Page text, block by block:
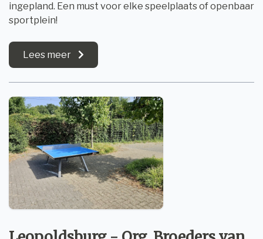
ingepland. Een must voor elke speelplaats of openbaar
sportplein!
Lees meer